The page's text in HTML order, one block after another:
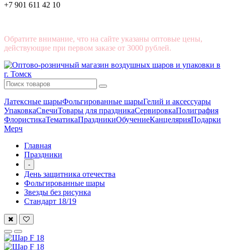
+7 901 611 42 10
Обратите внимание, что на сайте указаны оптовые цены,
действующие при первом заказе от 3000 рублей.
Латексные шарыФольгированные шарыГелий и аксессуары
УпаковкаСвечиТовары для праздникаСервировкаПолиграфия
ФлористикаТематикаПраздникиОбучениеКанцелярияПодарки
Мерч
Главная
Праздники
-
День защитника отечества
Фольгированные шары
Звезды без рисунка
Стандарт 18/19